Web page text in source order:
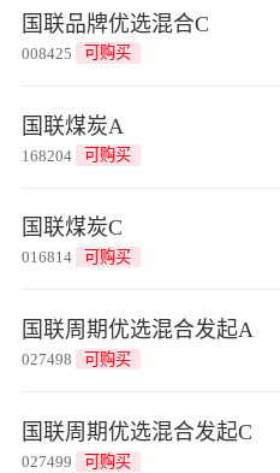
国联品牌优选混合C
008425 可购买
国联煤炭A
168204 可购买
国联煤炭C
016814 可购买
国联周期优选混合发起A
027498 可购买
国联周期优选混合发起C
027499 可购买